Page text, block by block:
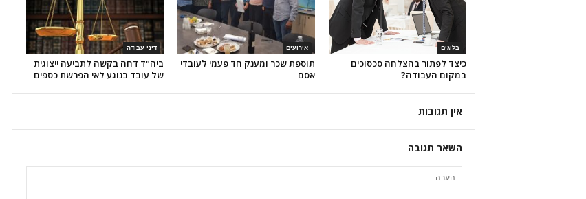
דיני עבודה
ביה"ד דחה בקשה לתביעה ייצוגית
של עובד בנוגע לאי הפרשת כספים
אירועים
תוספת שכר ומענק חד פעמי לעובדי
אסם
בלוגים
כיצד לפתור בהצלחה סכסוכים
במקום העבודה?
אין תגובות
השאר תגובה